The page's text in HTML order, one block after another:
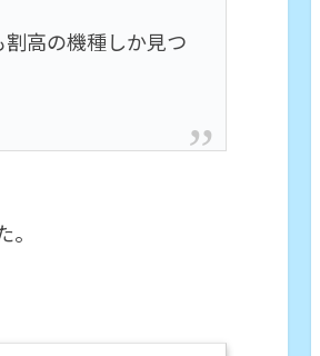
高の機種しか見つ